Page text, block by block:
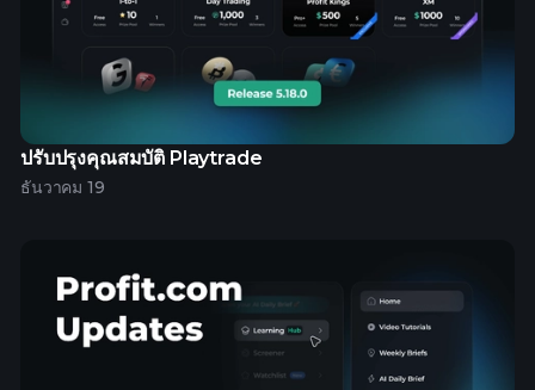
ปรับปรุงคุณสมบัติ Playtrade
ธันวาคม 19